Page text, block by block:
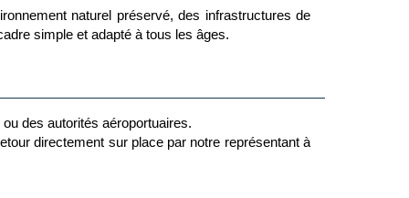
des frais supplémentaires
naturel préservé, des infrastructures de
simple et adapté à tous les âges.
des autorités aéroportuaires.
directement sur place par notre représentant à